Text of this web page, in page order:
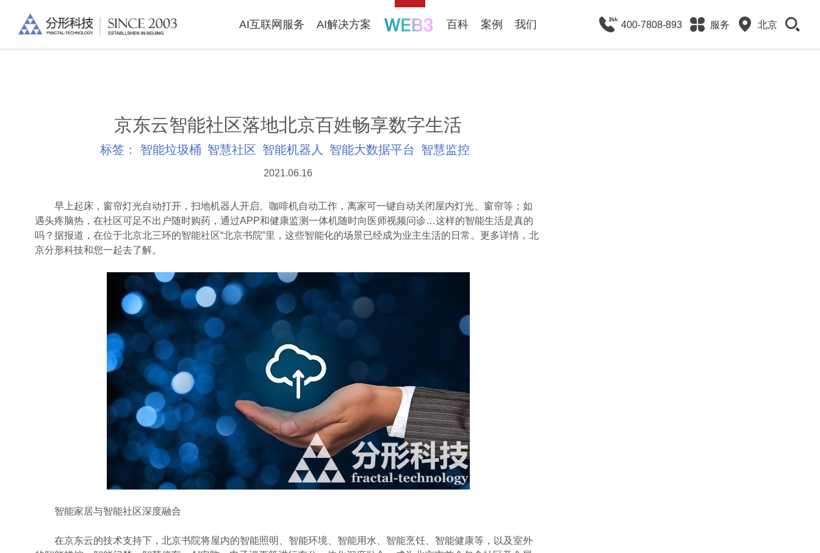
AI互联网服务 AI解决方案 百科 案例 我们 400-7808-893 服务 北京
京东云智能社区落地北京百姓畅享数字生活
标签： 智能垃圾桶 智慧社区 智能机器人 智能大数据平台 智慧监控
2021.06.16
早上起床，窗帘灯光自动打开，扫地机器人开启、咖啡机自动工作，离家可一键自动关闭屋内灯光、窗帘等；如
遇头疼脑热，在社区可足不出户随时购药，通过APP和健康监测一体机随时向医师视频问诊…这样的智能生活是真的
吗？据报道，在位于北京北三环的智能社区“北京书院”里，这些智能化的场景已经成为业主生活的日常。更多详情，北
京分形科技和您一起去了解。
智能家居与智能社区深度融合
在京东云的技术支持下，北京书院将屋内的智能照明、智能环境、智能用水、智能烹饪、智能健康等，以及室外